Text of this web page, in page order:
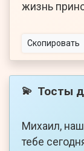
жизнь
Скопировать
💫 Тосты
Михаил,
тебе